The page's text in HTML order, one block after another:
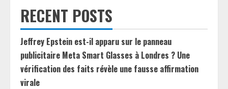
RECENT POSTS
Jeffrey Epstein est-il apparu sur le panneau
publicitaire Meta Smart Glasses à Londres ? Une
vérification des faits révèle une fausse affirmation
virale